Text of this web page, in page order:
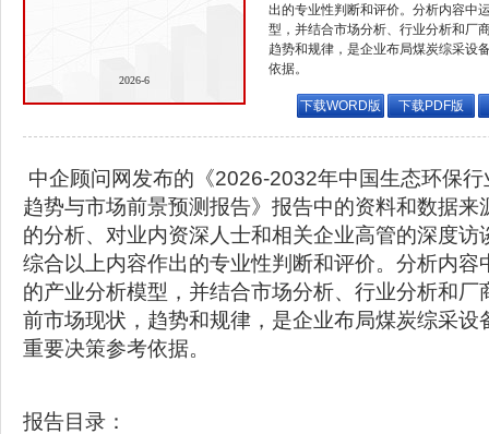
2026-6
出的专业性判断和评价。分析内容中
型，并结合市场分析、行业分析和厂
趋势和规律，是企业布局煤炭综采设
依据。
下载WORD版 下载PDF版
中企顾问网发布的《2026-2032年中国生态环保
趋势与市场前景预测报告》报告中的资料和数据来
的分析、对业内资深人士和相关企业高管的深度访
综合以上内容作出的专业性判断和评价。分析内容
的产业分析模型，并结合市场分析、行业分析和厂
前市场现状，趋势和规律，是企业布局煤炭综采设
重要决策参考依据。
报告目录：